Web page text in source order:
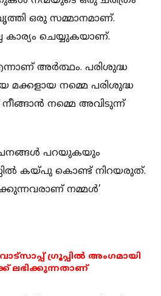
ഒരു സമ്മാനമാണ്.
കാര്യം ചെയ്യുകയാണ്.
അര്‍ത്ഥം. പരിശുദ്ധ
മക്കളായ നമ്മെ പരിശുദ്ധ
നമ്മെ അവിടുന്ന്
പറയുകയും
കയ്പു കൊണ്ട് നിറയരുത്.
നമ്മള്‍’
ഗ്രൂപ്പിൽ അംഗമായി
ലഭിക്കുന്നതാണ്